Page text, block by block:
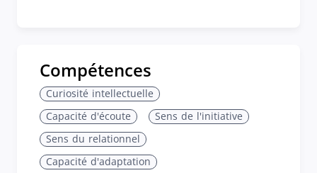
Compétences
Curiosité intellectuelle
Capacité d'écoute
Sens de l'initiative
Sens du relationnel
Capacité d'adaptation